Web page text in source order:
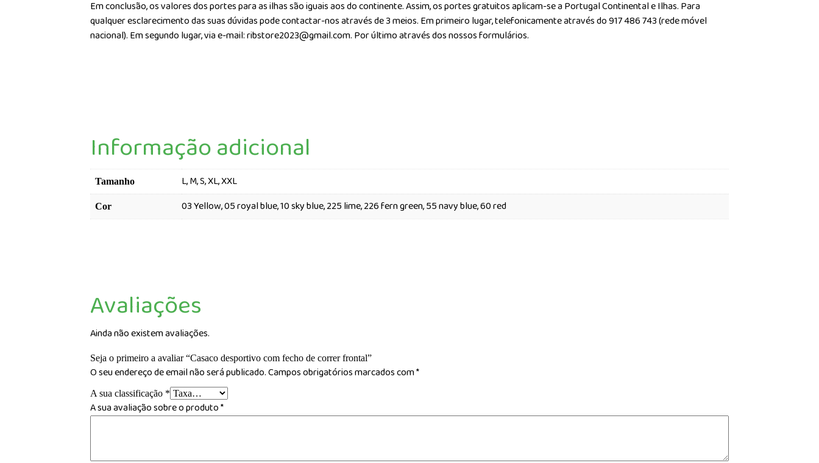
Em conclusão, os valores dos portes para as ilhas são iguais aos do continente. Assim, os portes gratuitos aplicam-se a Portugal Continental e Ilhas. Para
qualquer esclarecimento das suas dúvidas pode contactar-nos através de 3 meios. Em primeiro lugar, telefonicamente através do 917 486 743 (rede móvel
nacional). Em segundo lugar, via e-mail: ribstore2023@gmail.com. Por último através dos nossos formulários.
Informação adicional
Tamanho L, M, S, XL, XXL
Cor 03 Yellow, 05 royal blue, 10 sky blue, 225 lime, 226 fern green, 55 navy blue, 60 red
Avaliações
Ainda não existem avaliações.
Seja o primeiro a avaliar “Casaco desportivo com fecho de correr frontal”
O seu endereço de email não será publicado.Campos obrigatórios marcados com*
A sua classificação *
A sua avaliação sobre o produto*